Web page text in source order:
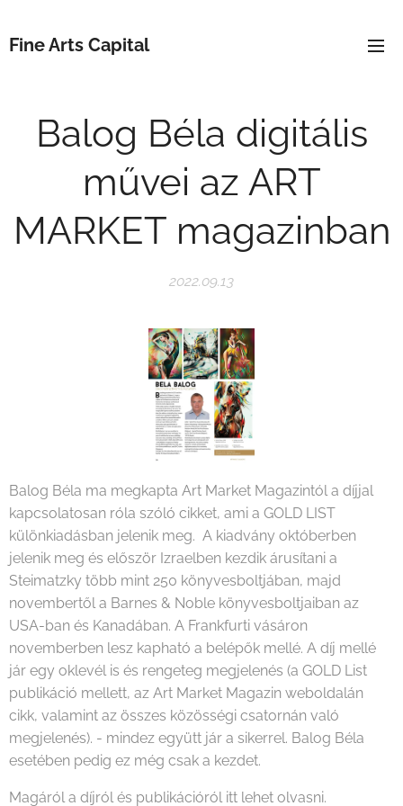
Fine Arts Capital
Balog Béla digitális
művei az ART
MARKET magazinban
2022.09.13
Balog Béla ma megkapta Art Market Magazintól a díjjal
kapcsolatosan róla szóló cikket, ami a GOLD LIST
különkiadásban jelenik meg. A kiadvány októberben
jelenik meg és először Izraelben kezdik árusítani a
Steimatzky több mint 250 könyvesboltjában, majd
novembertől a Barnes & Noble könyvesboltjaiban az
USA-ban és Kanadában. A Frankfurti vásáron
novemberben lesz kapható a belépők mellé. A díj mellé
jár egy oklevél is és rengeteg megjelenés (a GOLD List
publikáció mellett, az Art Market Magazin weboldalán
cikk, valamint az összes közösségi csatornán való
megjelenés). - mindez együtt jár a sikerrel. Balog Béla
esetében pedig ez még csak a kezdet.
Magáról a díjról és publikációról itt lehet olvasni.